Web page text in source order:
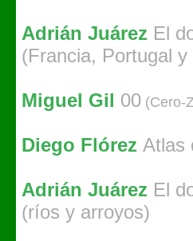
Adrián Juárez El
(Francia, Portugal y
Miguel Gil 00 (Cero-
Diego Flórez Atlas
Adrián Juárez El
(ríos y arroyos)